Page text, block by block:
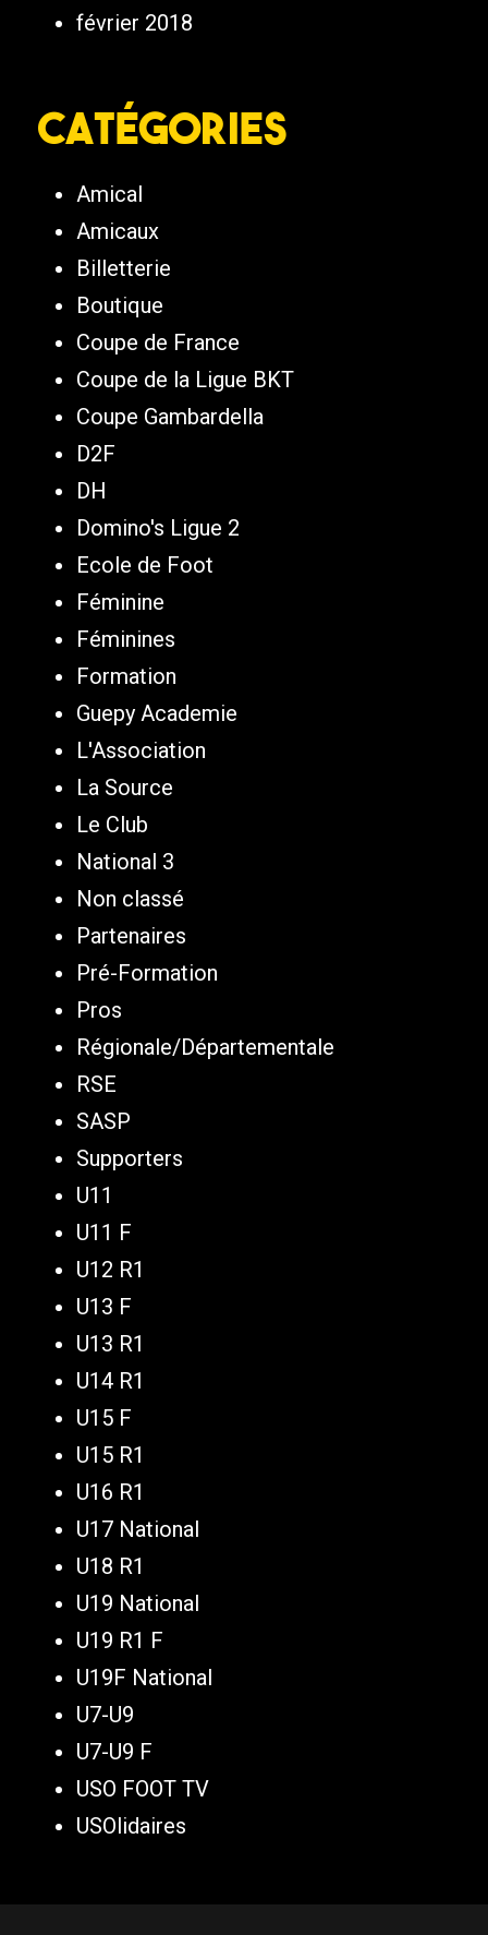
février 2018
Catégories
Amical
Amicaux
Billetterie
Boutique
Coupe de France
Coupe de la Ligue BKT
Coupe Gambardella
D2F
DH
Domino's Ligue 2
Ecole de Foot
Féminine
Féminines
Formation
Guepy Academie
L'Association
La Source
Le Club
National 3
Non classé
Partenaires
Pré-Formation
Pros
Régionale/Départementale
RSE
SASP
Supporters
U11
U11 F
U12 R1
U13 F
U13 R1
U14 R1
U15 F
U15 R1
U16 R1
U17 National
U18 R1
U19 National
U19 R1 F
U19F National
U7-U9
U7-U9 F
USO FOOT TV
USOlidaires